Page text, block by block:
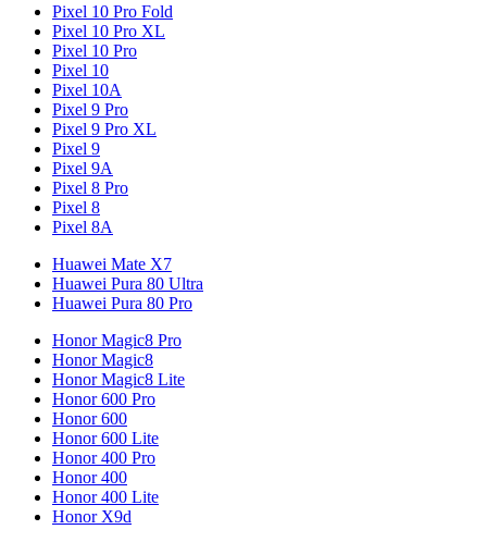
Pixel 10 Pro Fold
Pixel 10 Pro XL
Pixel 10 Pro
Pixel 10
Pixel 10A
Pixel 9 Pro
Pixel 9 Pro XL
Pixel 9
Pixel 9A
Pixel 8 Pro
Pixel 8
Pixel 8A
Huawei Mate X7
Huawei Pura 80 Ultra
Huawei Pura 80 Pro
Honor Magic8 Pro
Honor Magic8
Honor Magic8 Lite
Honor 600 Pro
Honor 600
Honor 600 Lite
Honor 400 Pro
Honor 400
Honor 400 Lite
Honor X9d